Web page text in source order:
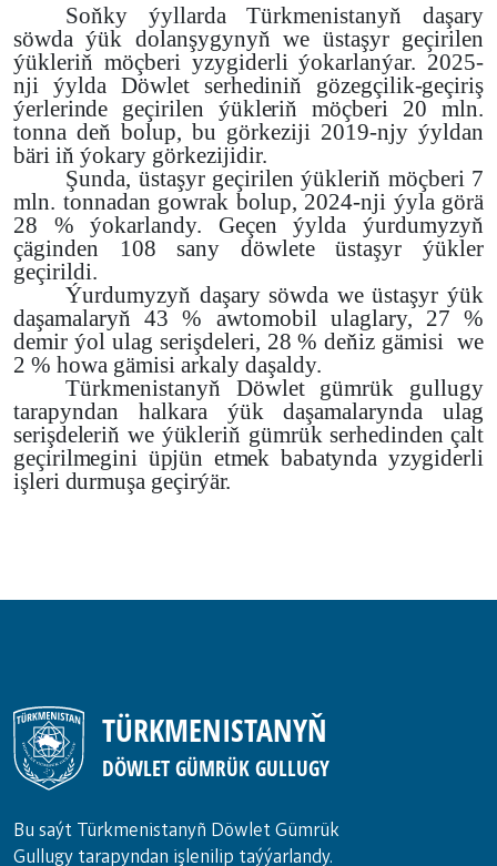
Soňky ýyllarda Türkmenistanyň daşary
söwda ýük dolanşygynyň we üstaşyr geçirilen
ýükleriň möçberi yzygiderli ýokarlanýar. 2025-
nji ýyldaDöwlet serhediniň gözegçilik-geçiriş
ýerlerinde geçirilen ýükleriň möçberi 20 mln.
tonna deň bolup, bu görkeziji 2019-njy ýyldan
bäri iň ýokary görkezijidir.
Şunda, üstaşyr geçirilen ýükleriň möçberi 7
mln. tonnadan gowrak bolup, 2024-nji ýyla görä
28 % ýokarlandy. Geçen ýylda ýurdumyzyň
çäginden 108 sany döwlete üstaşyr ýükler
geçirildi.
Ýurdumyzyň daşary söwda we üstaşyr ýük
daşamalaryň 43 % awtomobil ulaglary, 27 %
demir ýol ulag serişdeleri, 28 % deňiz gämisi we
2 % howa gämisi arkaly daşaldy.
Türkmenistanyň Döwlet gümrük gullugy
tarapyndan halkara ýük daşamalaryndaulag
serişdeleriň we ýükleriň gümrük serhedinden çalt
geçirilmegini üpjün etmek babatynda yzygiderli
işleri durmuşa geçirýär.
TÜRKMENISTANYŇ
DÖWLET GÜMRÜK GULLUGY
Bu saýt Türkmenistanyñ Döwlet Gümrük
Gullugy tarapyndan işlenilip taýýarlandy.